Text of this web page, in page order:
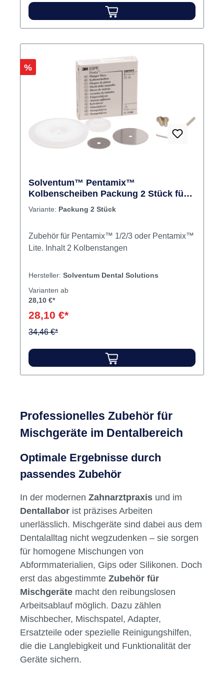
Rabatt
%
Solventum™ Pentamix™
Kolbenscheiben Packung 2 Stück für
Pentamix 1/2/3
Variante: Packung 2 Stück
Zubehör für Pentamix™ 1/2/3 oder Pentamix™
Lite. Inhalt 2 Kolbenstangen
Hersteller: Solventum Dental Solutions
Varianten ab
28,10 €*
28,10 €*
34,46 €*
Professionelles Zubehör für
Mischgeräte im Dentalbereich
Optimale Ergebnisse durch
passendes Zubehör
In der modernen Zahnarztpraxis und im
Dentallabor ist präzises Arbeiten
unerlässlich. Mischgeräte sind dabei aus dem
Dentalalltag nicht wegzudenken – sie sorgen
für homogene Mischungen von
Abformmaterialien, Gips oder Silikonen. Doch
erst das abgestimmte Zubehör für
Mischgeräte macht den reibungslosen
Arbeitsablauf möglich. Dazu zählen
Mischbecher, Mischspatel, Adapter,
Ersatzteile oder spezielle Reinigungshilfen,
die die Langlebigkeit und Funktionalität der
Geräte sichern.